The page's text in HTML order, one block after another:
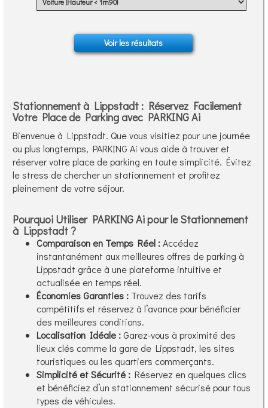
Stationnement à Lippstadt : Réservez Facilement
Votre Place de Parking avec PARKING Ai
Bienvenue à Lippstadt. Que vous visitiez pour une journée
ou plus longtemps, PARKING Ai vous aide à trouver et
réserver votre place de parking en toute simplicité. Évitez
le stress de chercher un stationnement et profitez
pleinement de votre séjour.
Pourquoi Utiliser PARKING Ai pour le Stationnement
à Lippstadt ?
Comparaison en Temps Réel :Accédez
instantanément aux meilleures offres de parking à
Lippstadt grâce à une plateforme intuitive et
actualisée en temps réel.
Économies Garanties : Trouvez des tarifs
compétitifs et réservez à l’avance pour bénéficier
des meilleures conditions.
Localisation Idéale :Garez-vous à proximité des
lieux clés comme la gare de Lippstadt, les sites
touristiques ou les quartiers commerçants.
Simplicité et Sécurité : Réservez en quelques clics
et bénéficiez d’un stationnement sécurisé pour tous
types de véhicules.